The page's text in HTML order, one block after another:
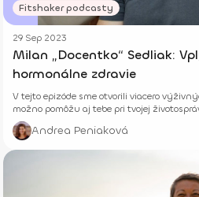
Fitshaker podcasty
29 Sep 2023
Milan „Docentko“ Sedliak:
hormonálne zdravie
V tejto epizóde sme otvorili viacero
možno pomôžu aj tebe pri tvojej
cvičenie dokáže harmonizovať, ale takisto
tréningu vplývať na hladinu hormónov.
Andrea Peniaková